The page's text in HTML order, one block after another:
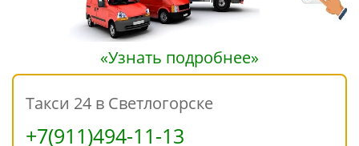
«Узнать подробнее»
Такси 24 в Светлогорске
+7(911)494-11-13